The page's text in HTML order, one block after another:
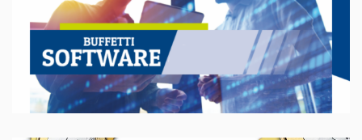
digitale degli Studi di Commercialisti
e Fiscalisti